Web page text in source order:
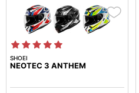
SHOEI
NEOTEC 3 ANTHEM